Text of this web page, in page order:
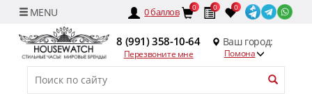
0баллов 0 0 0
8 (991) 358-10-64
Перезвоните мне
Ваш город:
Помона